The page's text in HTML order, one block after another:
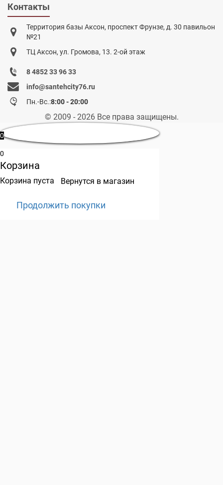
Контакты
Территория базы Аксон, проспект Фрунзе, д. 30 павильон
№21
ТЦ Аксон, ул. Громова, 13. 2-ой этаж
8 4852 33 96 33
info@santehcity76.ru
Пн.-Вс.:8:00 - 20:00
© 2009 - 2026 Все права защищены.
0
0
Корзина
Корзина пуста Вернутся в магазин
Продолжить покупки